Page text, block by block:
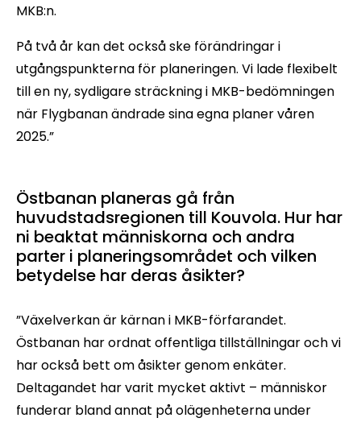
MKB:n.
På två år kan det också ske förändringar i
utgångspunkterna för planeringen. Vi lade flexibelt
till en ny, sydligare sträckning i MKB-bedömningen
när Flygbanan ändrade sina egna planer våren
2025.”
Östbanan planeras gå från
huvudstadsregionen till Kouvola. Hur har
ni beaktat människorna och andra
parter i planeringsområdet och vilken
betydelse har deras åsikter?
”Växelverkan är kärnan i MKB-förfarandet.
Östbanan har ordnat offentliga tillställningar och vi
har också bett om åsikter genom enkäter.
Deltagandet har varit mycket aktivt – människor
funderar bland annat på olägenheterna under